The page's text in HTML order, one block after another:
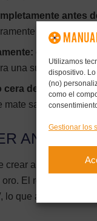
Utilizamos
dispositivo.
(no)
como el
Gestionar los
antes
al enfriarse
una superficie
cera de carnauba:
mate satinado hasta
ANILLOS
crear anillos con
El resultado
lo que agiliza mucho